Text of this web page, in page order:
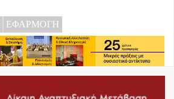
ΕΦΑΡΜΟΓΗ